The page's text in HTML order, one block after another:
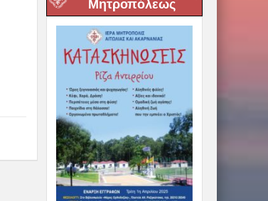
Μητροπόλεως